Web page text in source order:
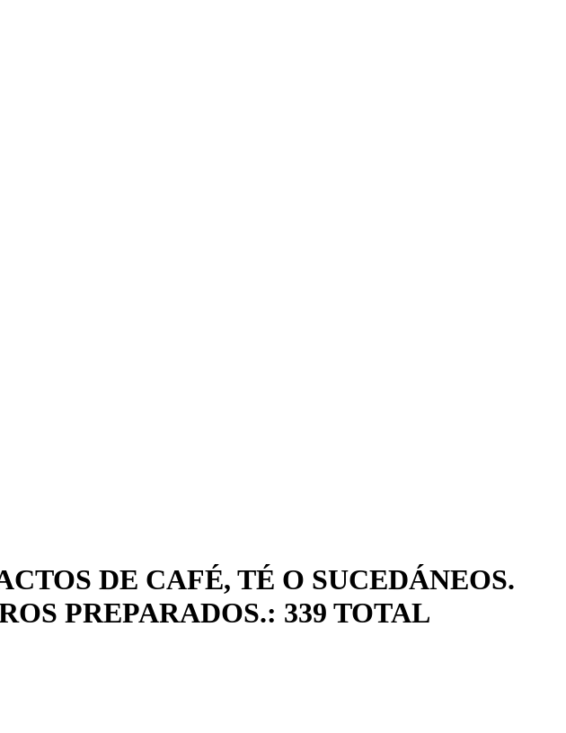
DE CAFÉ, TÉ O SUCEDÁNEOS.
PREPARADOS.: 339 TOTAL